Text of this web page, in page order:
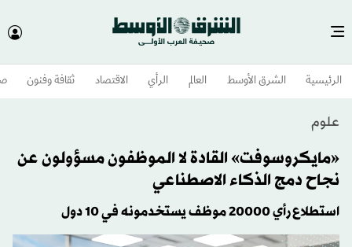
الرئيسية الشرق الأوسط​ العالم الرأي الاقتصاد ثقافة وفنون
علوم
«مايكروسوفت» القادة لا الموظفون مسؤولون عن
نجاح دمج الذكاء الاصطناعي
استطلاع رأي 20000 موظف يستخدمونه في 10 دول